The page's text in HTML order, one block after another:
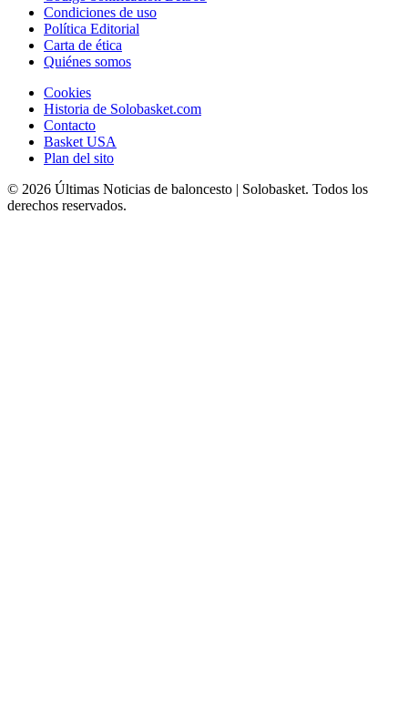
Condiciones de uso
Política Editorial
Carta de ética
Quiénes somos
Cookies
Historia de Solobasket.com
Contacto
Basket USA
Plan del sito
© 2026 Últimas Noticias de baloncesto | Solobasket. Todos los
derechos reservados.